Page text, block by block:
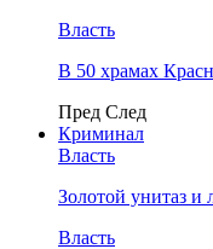
Власть
В 50 храмах
Пред След
Криминал
Власть
​Золотой унитаз и
Власть